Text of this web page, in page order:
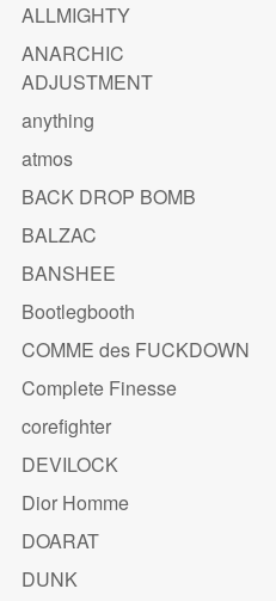
ALLMIGHTY
ANARCHIC
ADJUSTMENT
anything
atmos
BACK DROP BOMB
BALZAC
BANSHEE
Bootlegbooth
COMME des FUCKDOWN
Complete Finesse
corefighter
DEVILOCK
Dior Homme
DOARAT
DUNK